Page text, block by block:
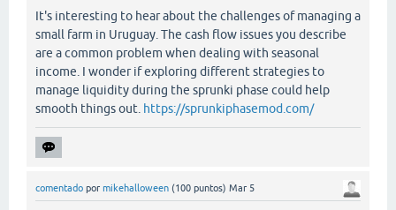
It's interesting to hear about the challenges of managing a
small farm in Uruguay. The cash flow issues you describe
are a common problem when dealing with seasonal
income. I wonder if exploring different strategies to
manage liquidity during the sprunki phase could help
smooth things out. https://sprunkiphasemod.com/
comentado por mikehalloween (100 puntos) Mar 5